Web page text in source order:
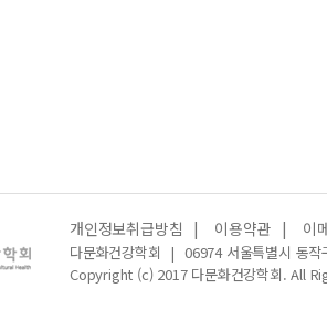
개인정보취급방침 | 이용약관 | 이
다문화건강학회 | 06974 서울특별시 동
Copyright (c) 2017 다문화건강학회. All